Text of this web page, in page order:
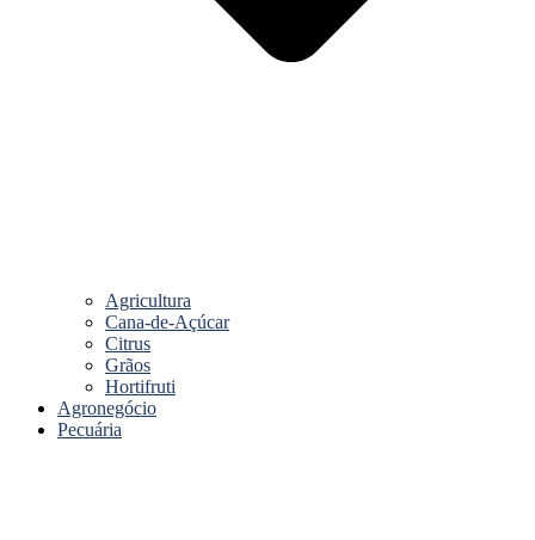
Agricultura
Cana-de-Açúcar
Citrus
Grãos
Hortifruti
Agronegócio
Pecuária